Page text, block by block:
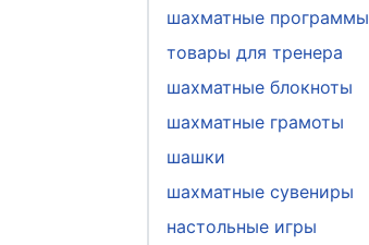
шахматные программы
товары для тренера
шахматные блокноты
шахматные грамоты
шашки
шахматные сувениры
настольные игры